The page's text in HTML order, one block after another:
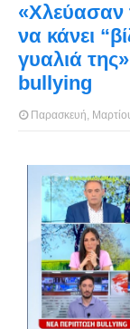
«Χλεύασαν
να κάνει
γυαλιά
bullying
Παρασκευή,